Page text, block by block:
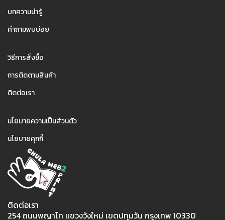
บทความน่ารู้
คำถามพบบ่อย
วิธีการสั่งซื้อ
การติดตามสินค้า
ติดต่อเรา
นโยบายความเป็นส่วนตัว
นโยบายคุกกี้
ติดต่อเรา
254 ถนนพญาไท แขวงวังใหม่ เขตปทุมวัน กรุงเทพ 10330